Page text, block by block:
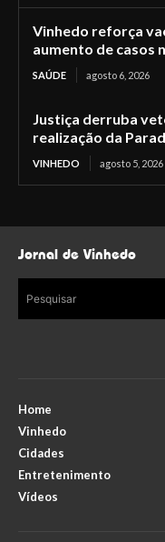
Vinhedo reforça
aumento de casos
SAÚDE agosto 6, 2026
Justiça derruba
realização da
VINHEDO agosto 5, 2026
Jornal de Vinhedo
Pesquisar
Home
Vinhedo
Cidades
Entretenimento
Vídeos